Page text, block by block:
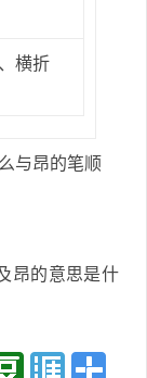
横折
与昂的笔顺
昂的意思是什